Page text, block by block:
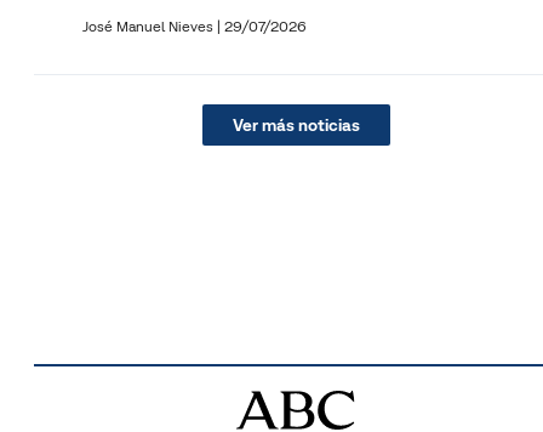
José Manuel Nieves | 29/07/2026
Ver más noticias